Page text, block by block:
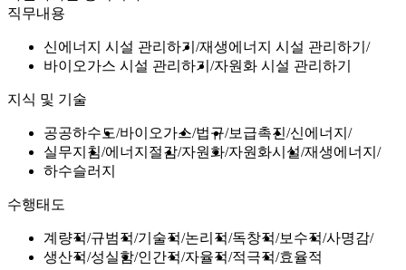
직무내용
신에너지 시설 관리하기
재생에너지 시설 관리하기
바이오가스 시설 관리하기
자원화 시설 관리하기
지식 및 기술
공공하수도 바이오가스 법규 보급촉진 신에너지
실무지침 에너지절감 자원화 자원화시설 재생에너지
하수슬러지
수행태도
계량적 규범적 기술적 논리적 독창적 보수적 사명감
생산적 성실함 인간적 자율적 적극적 효율적